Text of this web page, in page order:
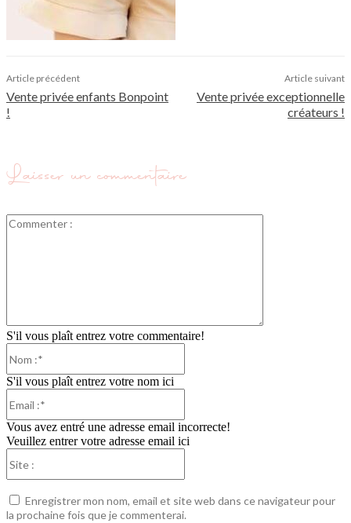
Article précédent
Vente privée enfants Bonpoint
!
Article suivant
Vente privée exceptionnelle
créateurs !
Laisser un commentaire
S'il vous plaît entrez votre commentaire!
S'il vous plaît entrez votre nom ici
Vous avez entré une adresse email incorrecte!
Veuillez entrer votre adresse email ici
Enregistrer mon nom, email et site web dans ce navigateur pour
la prochaine fois que je commenterai.